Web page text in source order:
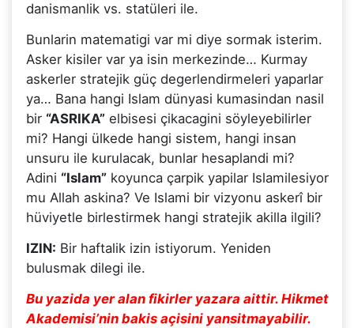
danismanlik vs. statüleri ile.
Bunlarin matematigi var mi diye sormak isterim.
Asker kisiler var ya isin merkezinde… Kurmay
askerler stratejik güç degerlendirmeleri yaparlar
ya… Bana hangi Islam dünyasi kumasindan nasil
bir “ASRIKA”elbisesi çikacagini söyleyebilirler
mi? Hangi ülkede hangi sistem, hangi insan
unsuru ile kurulacak, bunlar hesaplandi mi?
Adini “Islam”koyunca çarpik yapilar Islamilesiyor
mu Allah askina? Ve Islami bir vizyonu askerî bir
hüviyetle birlestirmek hangi stratejik akilla ilgili?
IZIN: Bir haftalik izin istiyorum. Yeniden
bulusmak dilegi ile.
Bu yazida yer alan fikirler yazara aittir. Hikmet
Akademisi’nin bakis açisini yansitmayabilir.